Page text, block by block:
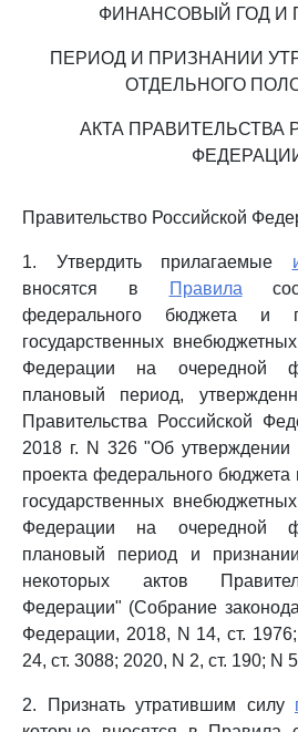
ФИНАНСОВЫЙ ГОД И
ПЕРИОД И ПРИЗНАНИИ
ОТДЕЛЬНОГО
АКТА ПРАВИТЕЛЬСТВА
Правительство Российской
1. Утвердить прилагаемые
вносятся в
Правила
федерального бюджета и
государственных
Федерации на очередной
плановый период,
Правительства Российской
2018 г. N 326 "Об утверждении
проекта федерального бюджета
государственных
Федерации на очередной
плановый период и
некоторых актов
Федерации" (Собрание
Федерации, 2018, N 14, ст.
24, ст. 3088; 2020, N 2, ст. 190; N
2. Признать утратившим силу